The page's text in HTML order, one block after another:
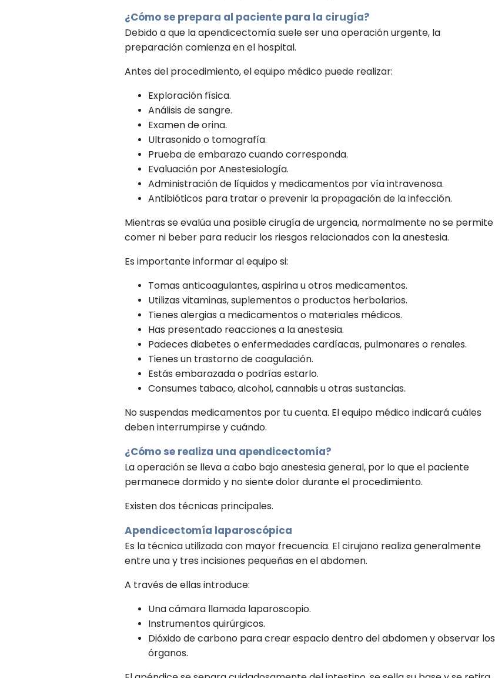
¿Cómo se prepara al paciente para la cirugía?
Debido a que la apendicectomía suele ser una operación urgente, la
preparación comienza en el hospital.
Antes del procedimiento, el equipo médico puede realizar:
Exploración física.
Análisis de sangre.
Examen de orina.
Ultrasonido o tomografía.
Prueba de embarazo cuando corresponda.
Evaluación por Anestesiología.
Administración de líquidos y medicamentos por vía intravenosa.
Antibióticos para tratar o prevenir la propagación de la infección.
Mientras se evalúa una posible cirugía de urgencia, normalmente no se permite
comer ni beber para reducir los riesgos relacionados con la anestesia.
Es importante informar al equipo si:
Tomas anticoagulantes, aspirina u otros medicamentos.
Utilizas vitaminas, suplementos o productos herbolarios.
Tienes alergias a medicamentos o materiales médicos.
Has presentado reacciones a la anestesia.
Padeces diabetes o enfermedades cardíacas, pulmonares o renales.
Tienes un trastorno de coagulación.
Estás embarazada o podrías estarlo.
Consumes tabaco, alcohol, cannabis u otras sustancias.
No suspendas medicamentos por tu cuenta. El equipo médico indicará cuáles
deben interrumpirse y cuándo.
¿Cómo se realiza una apendicectomía?
La operación se lleva a cabo bajo anestesia general, por lo que el paciente
permanece dormido y no siente dolor durante el procedimiento.
Existen dos técnicas principales.
Apendicectomía laparoscópica
Es la técnica utilizada con mayor frecuencia. El cirujano realiza generalmente
entre una y tres incisiones pequeñas en el abdomen.
A través de ellas introduce:
Una cámara llamada laparoscopio.
Instrumentos quirúrgicos.
Dióxido de carbono para crear espacio dentro del abdomen y observar los
órganos.